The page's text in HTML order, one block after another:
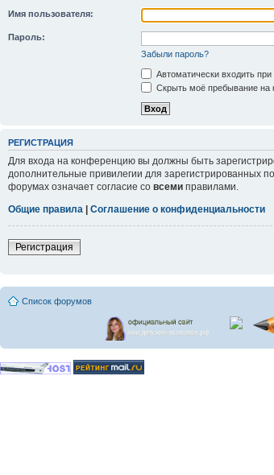
Имя пользователя:
Пароль:
Забыли пароль?
Автоматически входить
Скрыть моё пребывание на
РЕГИСТРАЦИЯ
Для входа на конференцию вы должны быть
дополнительные привилегии для зарегистрированных
форумах означает согласие со всеми правилами.
Общие правила
Соглашение о конфиденциальности
Регистрация
Список форумов